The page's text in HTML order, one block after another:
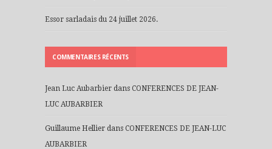
Essor sarladais du 24 juillet 2026.
COMMENTAIRES RÉCENTS
Jean Luc Aubarbier dans CONFERENCES DE JEAN-
LUC AUBARBIER
Guillaume Hellier dans CONFERENCES DE JEAN-LUC
AUBARBIER